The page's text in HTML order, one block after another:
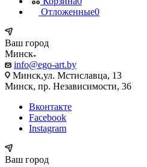
Отложенные0
Ваш город
Минск
info@ego-art.by
Минск,ул. Мстиславца, 13
Минск, пр. Независимости, 36
Вконтакте
Facebook
Instagram
Ваш город